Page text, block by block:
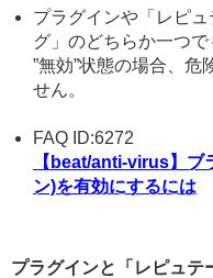
プラグインや「レピ
グ」のどちらか一つで
”無効”状態の場合、危
せん。
FAQ ID:6272
【beat/anti-virus】ブ
ン)を有効にするには
プラグインと「レピュテ